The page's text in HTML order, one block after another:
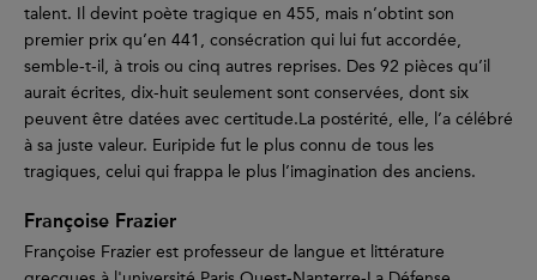
talent. Il devint poète tragique en 455, mais n’obtint son
premier prix qu’en 441, consécration qui lui fut accordée,
semble-t-il, à trois ou cinq autres reprises. Des 92 pièces qu’il
aurait écrites, dix-huit seulement sont conservées, dont six
peuvent être datées avec certitude.La postérité, elle, l’a célébré
à sa juste valeur. Euripide fut le plus connu de tous les
tragiques, celui qui frappa le plus l’imagination des anciens.
Françoise Frazier
Françoise Frazier est professeur de langue et littérature